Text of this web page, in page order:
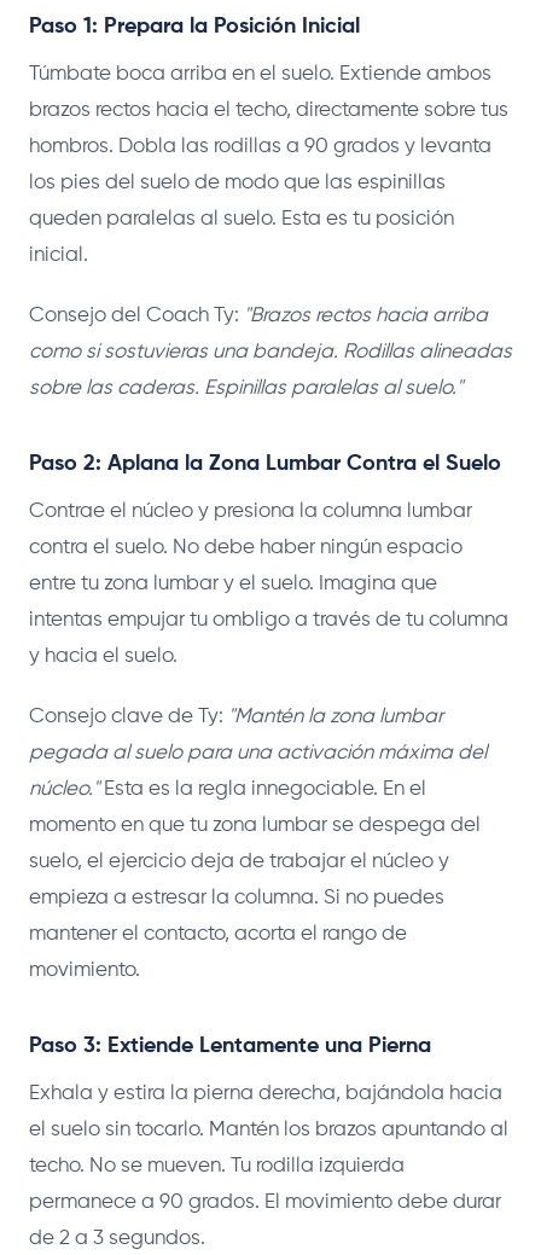
Paso 1: Prepara la Posición Inicial
Túmbate boca arriba en el suelo. Extiende ambos
brazos rectos hacia el techo, directamente sobre tus
hombros. Dobla las rodillas a 90 grados y levanta
los pies del suelo de modo que las espinillas
queden paralelas al suelo. Esta es tu posición
inicial.
Consejo del Coach Ty: "Brazos rectos hacia arriba
como si sostuvieras una bandeja. Rodillas alineadas
sobre las caderas. Espinillas paralelas al suelo."
Paso 2: Aplana la Zona Lumbar Contra el Suelo
Contrae el núcleo y presiona la columna lumbar
contra el suelo. No debe haber ningún espacio
entre tu zona lumbar y el suelo. Imagina que
intentas empujar tu ombligo a través de tu columna
y hacia el suelo.
Consejo clave de Ty: "Mantén la zona lumbar
pegada al suelo para una activación máxima del
núcleo."Esta es la regla innegociable. En el
momento en que tu zona lumbar se despega del
suelo, el ejercicio deja de trabajar el núcleo y
empieza a estresar la columna. Si no puedes
mantener el contacto, acorta el rango de
movimiento.
Paso 3: Extiende Lentamente una Pierna
Exhala y estira la pierna derecha, bajándola hacia
el suelo sin tocarlo. Mantén los brazos apuntando al
techo. No se mueven. Tu rodilla izquierda
permanece a 90 grados. El movimiento debe durar
de 2 a 3 segundos.